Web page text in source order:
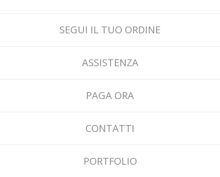
SEGUI IL TUO ORDINE
ASSISTENZA
PAGA ORA
CONTATTI
PORTFOLIO